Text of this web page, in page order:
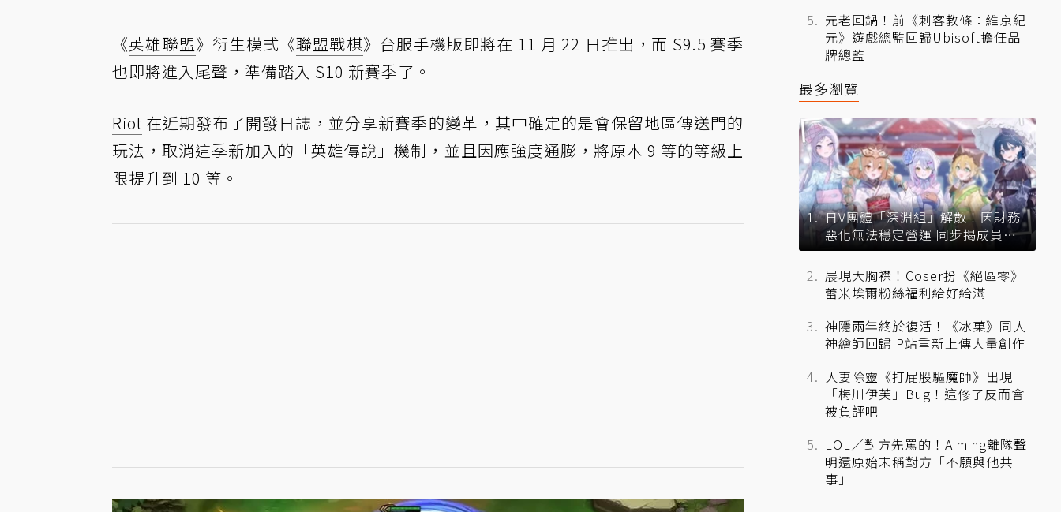
《英雄聯盟》衍生模式《聯盟戰棋》台服手機版即將在 11 月 22 日推出，而 S9.5 賽季
也即將進入尾聲，準備踏入 S10 新賽季了。
Riot 在近期發布了開發日誌 ，並分享新賽季的變革，其中確定的是會保留地區傳送門的
玩法，取消這季新加入的「英雄傳說」機制，並且因應強度通膨，將原本 9 等的等級上
限提升到 10 等。
元老回鍋！前《刺客教條：維京紀
元》遊戲總監回歸Ubisoft擔任品
牌總監
最多瀏覽
日V團體「深淵組」解散！因財務
惡化無法穩定營運 同步揭成員未
來去向
展現大胸襟！Coser扮《絕區零》
蕾米埃爾粉絲福利給好給滿
神隱兩年終於復活！《冰菓》同人
神繪師回歸 P站重新上傳大量創作
人妻除靈《打屁股驅魔師》出現
「梅川伊芙」Bug！這修了反而會
被負評吧
LOL／對方先罵的！Aiming離隊聲
明還原始末稱對方「不願與他共
事」